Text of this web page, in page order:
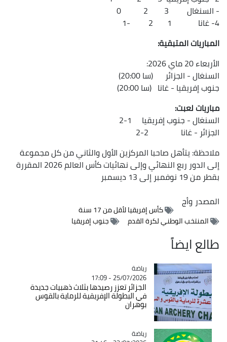
- السنغال 3 2 0
المباريات المتبقية:
الأربعاء 20 ماي 2026:
السنغال - الجزائر (سا 20:00)
جنوب إفريقيا - غانا (سا 20:00)
مباريات لعبت:
السنغال - جنوب إفريقيا 1-2
الجزائر - غانا 2-2
ملاحظة: يتأهل صاحبا المركزين الأول والثاني من كل مجموعة
إلى الدور ربع النهائي وإلى نهائيات كأس العالم 2026 المقررة
بقطر من 19 نوفمبر إلى 13 ديسمبر
المصدروأج
كأس إفريقيا لأقل من 17 سنة
المنتخب الوطني لكرة القدم
جنوب إفريقيا
طالع ايضاً
Catégorie
رياضة
25/07/2026 - 17:09
الجزائر تعزز رصيدها بثلاث ذهبيات جديدة
في البطولة الإفريقية للرماية بالقوس
بوهران
Catégorie
رياضة